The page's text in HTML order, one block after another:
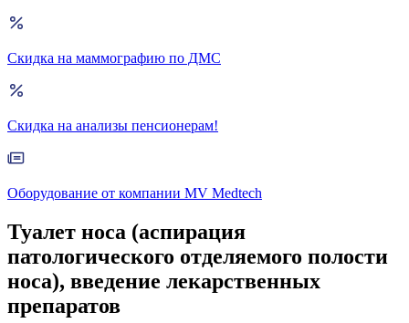
Скидка на маммографию по ДМС
Скидка на анализы пенсионерам!
Оборудование от компании MV Medtech
Туалет носа (аспирация
патологического отделяемого полости
носа), введение лекарственных
препаратов